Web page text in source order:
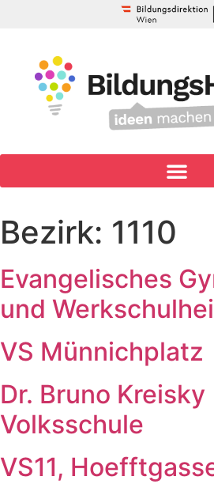
Bezirk: 1110
Evangelisches
und
VS Münnichplatz
Dr. Bruno Kreisky
Volksschule
VS11,